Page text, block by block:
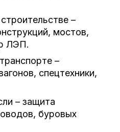
–
мостов,
ЛЭП.
–
спецтехники,
– защита
буровых